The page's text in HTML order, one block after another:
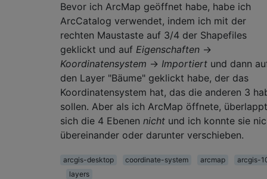
Bevor ich ArcMap geöffnet habe, habe ich
ArcCatalog verwendet, indem ich mit der
rechten Maustaste auf 3/4 der Shapefiles
geklickt und auf Eigenschaften →
Koordinatensystem → Importiert und dann
den Layer "Bäume" geklickt habe, der das
Koordinatensystem hat, das die anderen 3
sollen. Aber als ich ArcMap öffnete,
sich die 4 Ebenen nicht und ich konnte sie
übereinander oder darunter verschieben.
arcgis-desktop coordinate-system arcmap
arcgis-
layers